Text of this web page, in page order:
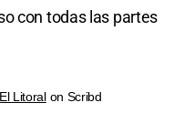
con todas las partes
El Litoralon Scribd